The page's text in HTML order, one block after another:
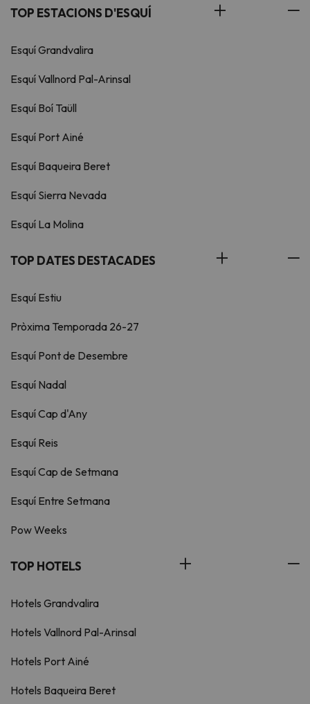
TOP ESTACIONS D'ESQUÍ
Esquí Grandvalira
Esquí Vallnord Pal-Arinsal
Esquí Boí Taüll
Esquí Port Ainé
Esquí Baqueira Beret
Esquí Sierra Nevada
Esquí La Molina
TOP DATES DESTACADES
Esquí Estiu
Pròxima Temporada 26-27
Esquí Pont de Desembre
Esquí Nadal
Esquí Cap d'Any
Esquí Reis
Esquí Cap de Setmana
Esquí Entre Setmana
Pow Weeks
TOP HOTELS
Hotels Grandvalira
Hotels Vallnord Pal-Arinsal
Hotels Port Ainé
Hotels Baqueira Beret